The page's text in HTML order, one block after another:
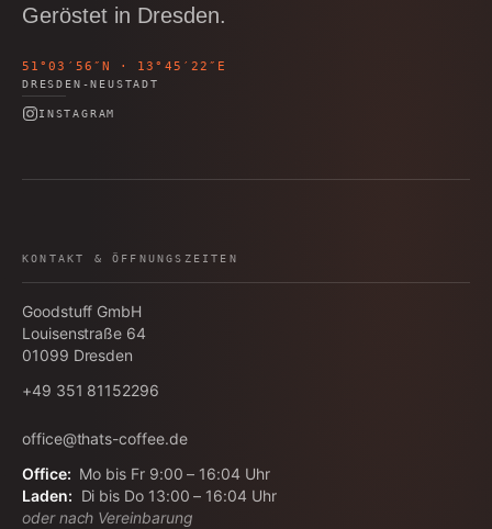
Geröstet in Dresden.
51°03′56″N · 13°45′22″E
DRESDEN-NEUSTADT
INSTAGRAM
KONTAKT & ÖFFNUNGSZEITEN
Goodstuff GmbH
Louisenstraße 64
01099 Dresden
+49 351 81152296
office@thats-coffee.de
Office: Mo bis Fr 9:00 – 16:04 Uhr
Laden: Di bis Do 13:00 – 16:04 Uhr
oder nach Vereinbarung